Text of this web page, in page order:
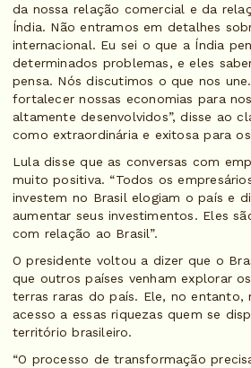
da nossa relação comercial e da
Índia. Não entramos em detalhes
internacional. Eu sei o que a Índia
determinados problemas, e eles
pensa. Nós discutimos o que nos
fortalecer nossas economias para
altamente desenvolvidos”, disse ao
como extraordinária e exitosa para
Lula disse que as conversas com
muito positiva. “Todos os
investem no Brasil elogiam o país e
aumentar seus investimentos. Eles
com relação ao Brasil”.
O presidente voltou a dizer que o
que outros países venham explorar
terras raras do país. Ele, no entanto,
acesso a essas riquezas quem se
território brasileiro.
“O processo de transformação